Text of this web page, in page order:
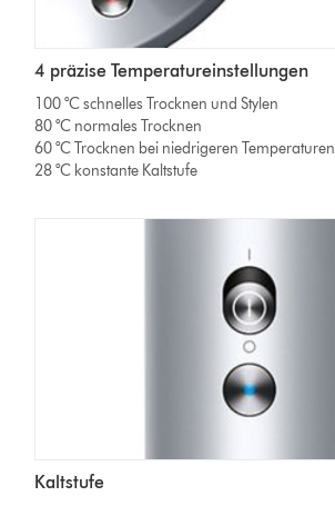
4 präzise Temperatureinstellungen
100 °C schnelles Trocknen und Stylen
80 °C normales Trocknen
60 °C Trocknen bei niedrigeren Temperaturen
28 °C konstante Kaltstufe
Kaltstufe